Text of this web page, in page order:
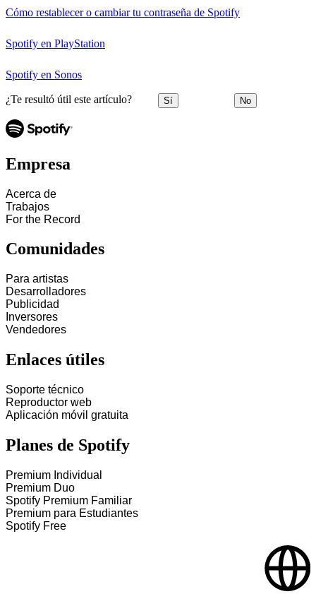
Cómo restablecer o cambiar tu contraseña de Spotify
Spotify en PlayStation
Spotify en Sonos
¿Te resultó útil este artículo? Sí No
Empresa
Acerca de
Trabajos
For the Record
Comunidades
Para artistas
Desarrolladores
Publicidad
Inversores
Vendedores
Enlaces útiles
Soporte técnico
Reproductor web
Aplicación móvil gratuita
Planes de Spotify
Premium Individual
Premium Duo
Spotify Premium Familiar
Premium para Estudiantes
Spotify Free